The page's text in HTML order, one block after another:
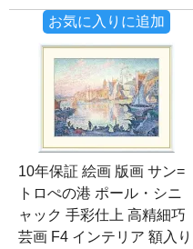
お気に入りに追加
10年保証 絵画 版画 サン=
トロぺの港 ポール・シニ
ャック 手彩仕上 高精細巧
芸画 F4 インテリア 額入り